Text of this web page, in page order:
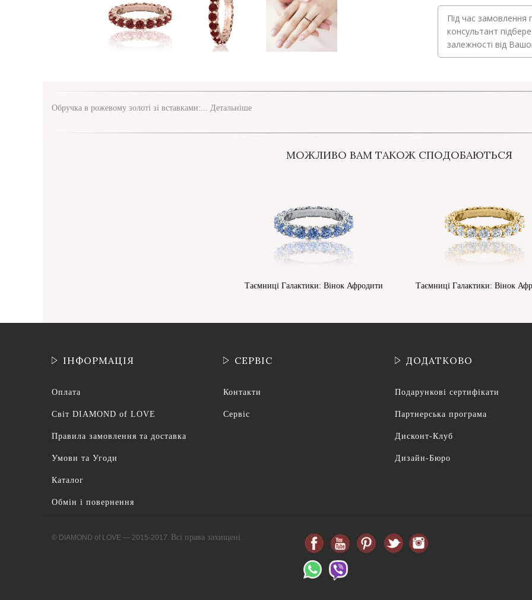
Під час замовлення
консультант
залежності від
Обручка в рожевому золоті зі вставками:... Детальніше
МОЖЛИВО ВАМ ТАКОЖ СПОДОБАЮТЬСЯ
Таємниці Галактики: Вінок Афродити Таємниці Галактики: Вінок
ІНФОРМАЦІЯ
Оплата
Світ DIAMOND of LOVE
Правила замовлення та доставка
Умови та Угоди
Каталог
Обмін і повернення
СЕРВІС
Контакти
Сервіс
ДОДАТКОВО
Подарункові сертифікати
Партнерська програма
Дисконт-Клуб
Дизайн-Бюро
© DIAMOND of LOVE — 2015-2017. Всі права захищені